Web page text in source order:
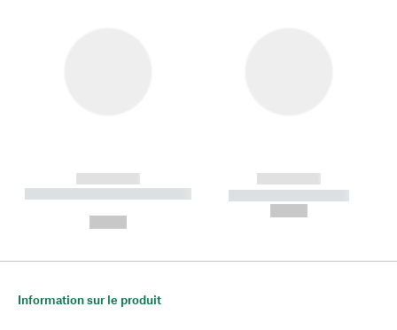
------------
----------- ----------- --------
------------
----------- -----------
Information sur le produit